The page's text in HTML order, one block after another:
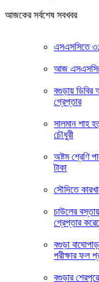
আজকের সর্বশেষ সবখবর
এসএসসিতে
আজ
বগুড়ায় ডিবির
গ্রেপ্তার
সালমান শাহ
চৌধুরী
অষ্টম শ্রেণি
টাকা
সৌদিতে
চাউলের
গ্রেপ্তার
বগুড়া
পরীক্ষার ফল
বগুড়ার